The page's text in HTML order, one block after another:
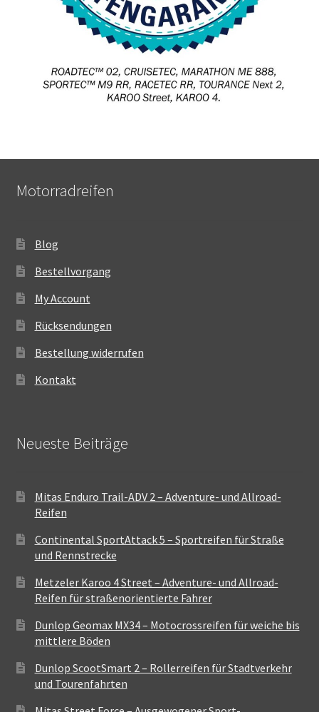
Motorradreifen
Blog
Bestellvorgang
My Account
Rücksendungen
Bestellung widerrufen
Kontakt
Neueste Beiträge
Mitas Enduro Trail-ADV 2 – Adventure- und Allroad-
Reifen
Continental SportAttack 5 – Sportreifen für Straße
und Rennstrecke
Metzeler Karoo 4 Street – Adventure- und Allroad-
Reifen für straßenorientierte Fahrer
Dunlop Geomax MX34 – Motocrossreifen für weiche bis
mittlere Böden
Dunlop ScootSmart 2 – Rollerreifen für Stadtverkehr
und Tourenfahrten